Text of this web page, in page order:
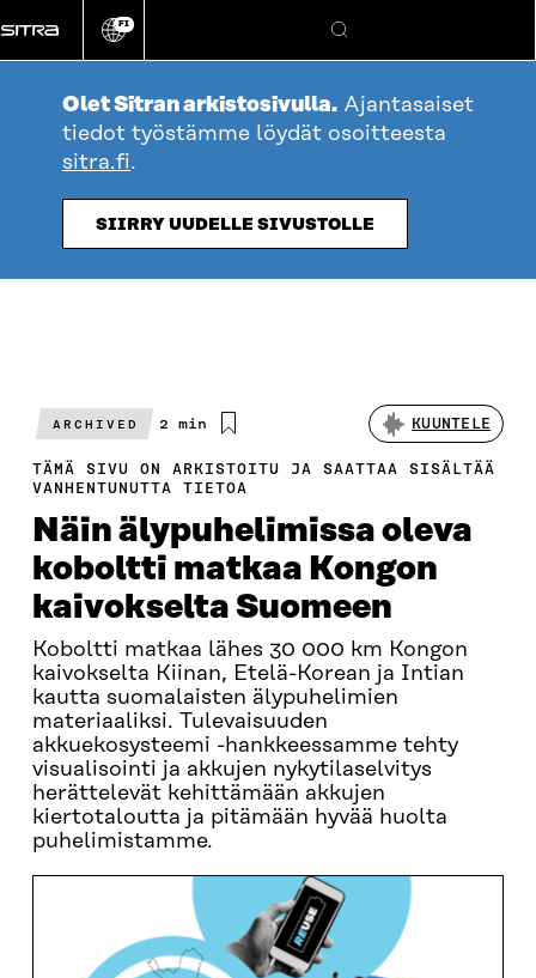
suoraan
sisältöön
Vaihda
kieli
FI
Hae
Olet Sitran arkistosivulla. Ajantasaiset
tiedot työstämme löydät osoitteesta
sitra.fi.
SIIRRY UUDELLE SIVUSTOLLE
ARCHIVED
Arvioitu
2 min KUUNTELE
TÄMÄ SIVU ON ARKISTOITU JA SAATTAA SISÄLTÄÄ
VANHENTUNUTTA TIETOA
Näin älypuhelimissa oleva
koboltti matkaa Kongon
kaivokselta Suomeen
Koboltti matkaa lähes 30 000 km Kongon
kaivokselta Kiinan, Etelä-Korean ja Intian
kautta suomalaisten älypuhelimien
materiaaliksi. Tulevaisuuden
akkuekosysteemi -hankkeessamme tehty
visualisointi ja akkujen nykytilaselvitys
herättelevät kehittämään akkujen
kiertotaloutta ja pitämään hyvää huolta
puhelimistamme.